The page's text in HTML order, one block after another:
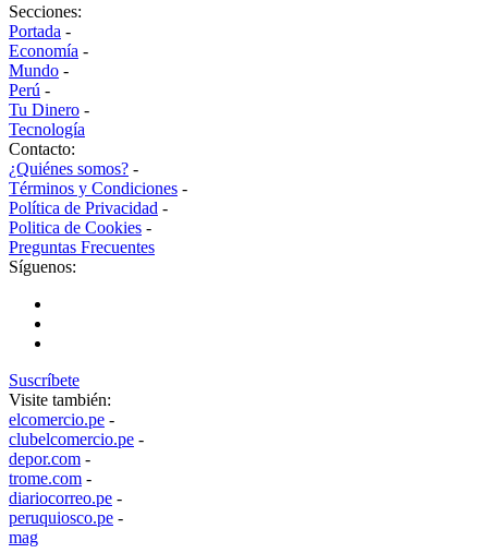
Secciones:
Portada -
Economía -
Mundo -
Perú -
Tu Dinero -
Tecnología
Contacto:
¿Quiénes somos? -
Términos y Condiciones -
Política de Privacidad -
Politica de Cookies -
Preguntas Frecuentes
Síguenos:
Suscríbete
Visite también:
elcomercio.pe -
clubelcomercio.pe -
depor.com -
trome.com -
diariocorreo.pe -
peruquiosco.pe -
mag